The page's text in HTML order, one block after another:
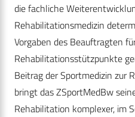
die fachliche
Rehabilitationsmedizin
Vorgaben des Beauftragten
Rehabilitationsstützpunkte
Beitrag der Sportmedizin zur
bringt das ZSportMedBw
Rehabilitation komplexer, im